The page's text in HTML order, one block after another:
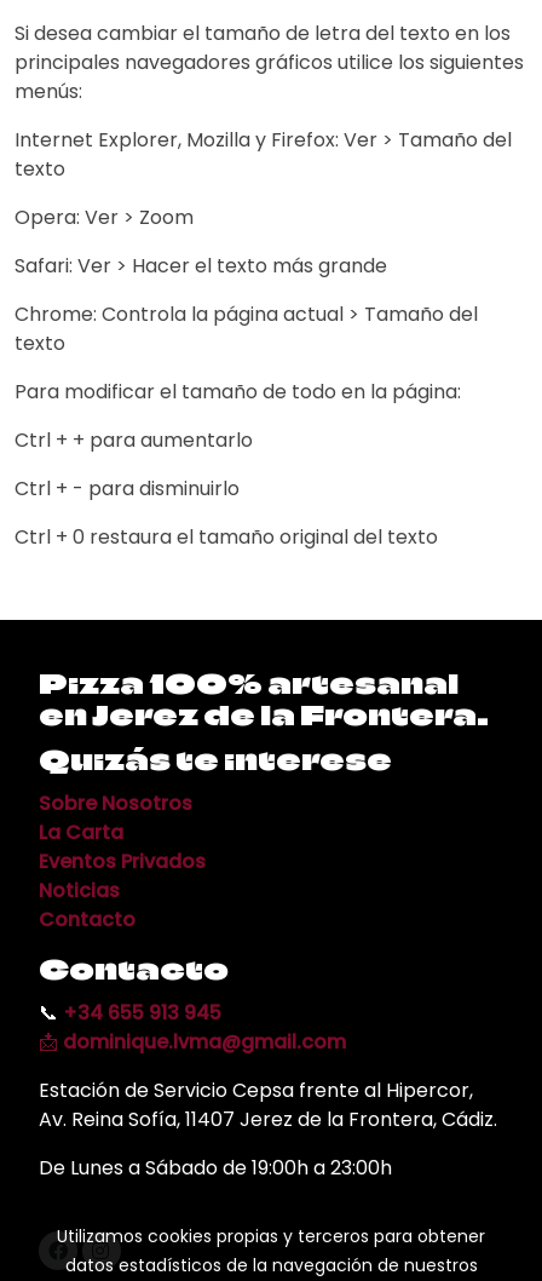
Si desea cambiar el tamaño de letra del texto en los
principales navegadores gráficos utilice los siguientes
menús:
Internet Explorer, Mozilla y Firefox: Ver > Tamaño del
texto
Opera: Ver > Zoom
Safari: Ver > Hacer el texto más grande
Chrome: Controla la página actual > Tamaño del
texto
Para modificar el tamaño de todo en la página:
Ctrl + + para aumentarlo
Ctrl + - para disminuirlo
Ctrl + 0 restaura el tamaño original del texto
Pizza 100% artesanal
en Jerez de la Frontera.
Quizás te interese
Sobre Nosotros
La Carta
Eventos Privados
Noticias
Contacto
Contacto
📞 +34 655 913 945
📩 dominique.lvma@gmail.com
Estación de Servicio Cepsa frente al Hipercor,
Av. Reina Sofía, 11407 Jerez de la Frontera, Cádiz.
De Lunes a Sábado de 19:00h a 23:00h
Utilizamos cookies propias y terceros para obtener
datos estadísticos de la navegación de nuestros